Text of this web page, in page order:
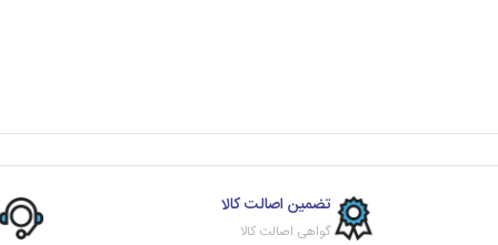
تضمین اصالت کالا
گواهی اصالت کالا